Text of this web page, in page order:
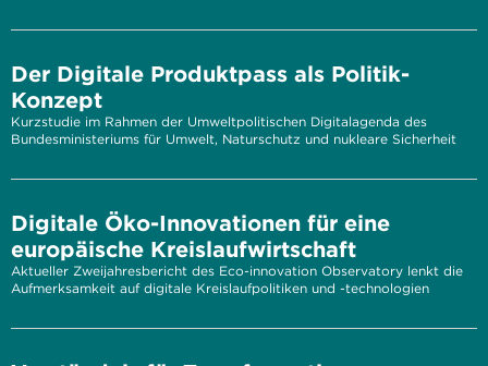
Der Digitale Produktpass als Politik-
Konzept
Kurzstudie im Rahmen der Umweltpolitischen Digitalagenda des
Bundesministeriums für Umwelt, Naturschutz und nukleare Sicherheit
Digitale Öko-Innovationen für eine
europäische Kreislaufwirtschaft
Aktueller Zweijahresbericht des Eco-innovation Observatory lenkt die
Aufmerksamkeit auf digitale Kreislaufpolitiken und -technologien